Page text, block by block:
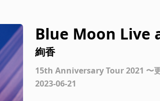
Blue Moon Live
21.11.23
絢香
2023-06-21